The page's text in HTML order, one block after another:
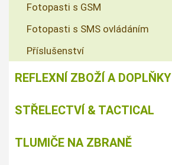
Fotopasti s GSM
Fotopasti s SMS ovládáním
Příslušenství
REFLEXNÍ ZBOŽÍ A DOPLŇKY
STŘELECTVÍ & TACTICAL
TLUMIČE NA ZBRANĚ